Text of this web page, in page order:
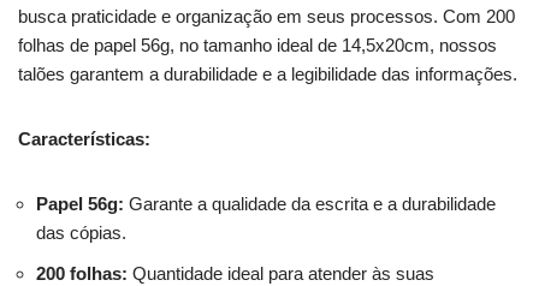
busca praticidade e organização em seus processos. Com 200
folhas de papel 56g, no tamanho ideal de 14,5x20cm, nossos
talões garantem a durabilidade e a legibilidade das informações.
Características:
Papel 56g: Garante a qualidade da escrita e a durabilidade
das cópias.
200 folhas: Quantidade ideal para atender às suas